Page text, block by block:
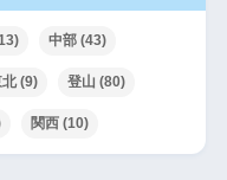
中部(43)
(9) 登山 (80)
関西(10)